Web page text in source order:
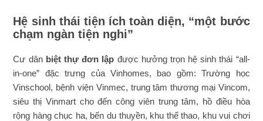
Hệ sinh thái tiện ích toàn diện, “một bước
chạm ngàn tiện nghi”
Cư dân biệt thự đơn lập được hưởng trọn hệ sinh thái “all-
in-one” đặc trưng của Vinhomes, bao gồm: Trường học
Vinschool, bệnh viện Vinmec, trung tâm thương mại Vincom,
siêu thị Vinmart cho đến công viên trung tâm, hồ điều hòa
rộng hàng chục ha, bến du thuyền, khu thể thao, khu vui chơi